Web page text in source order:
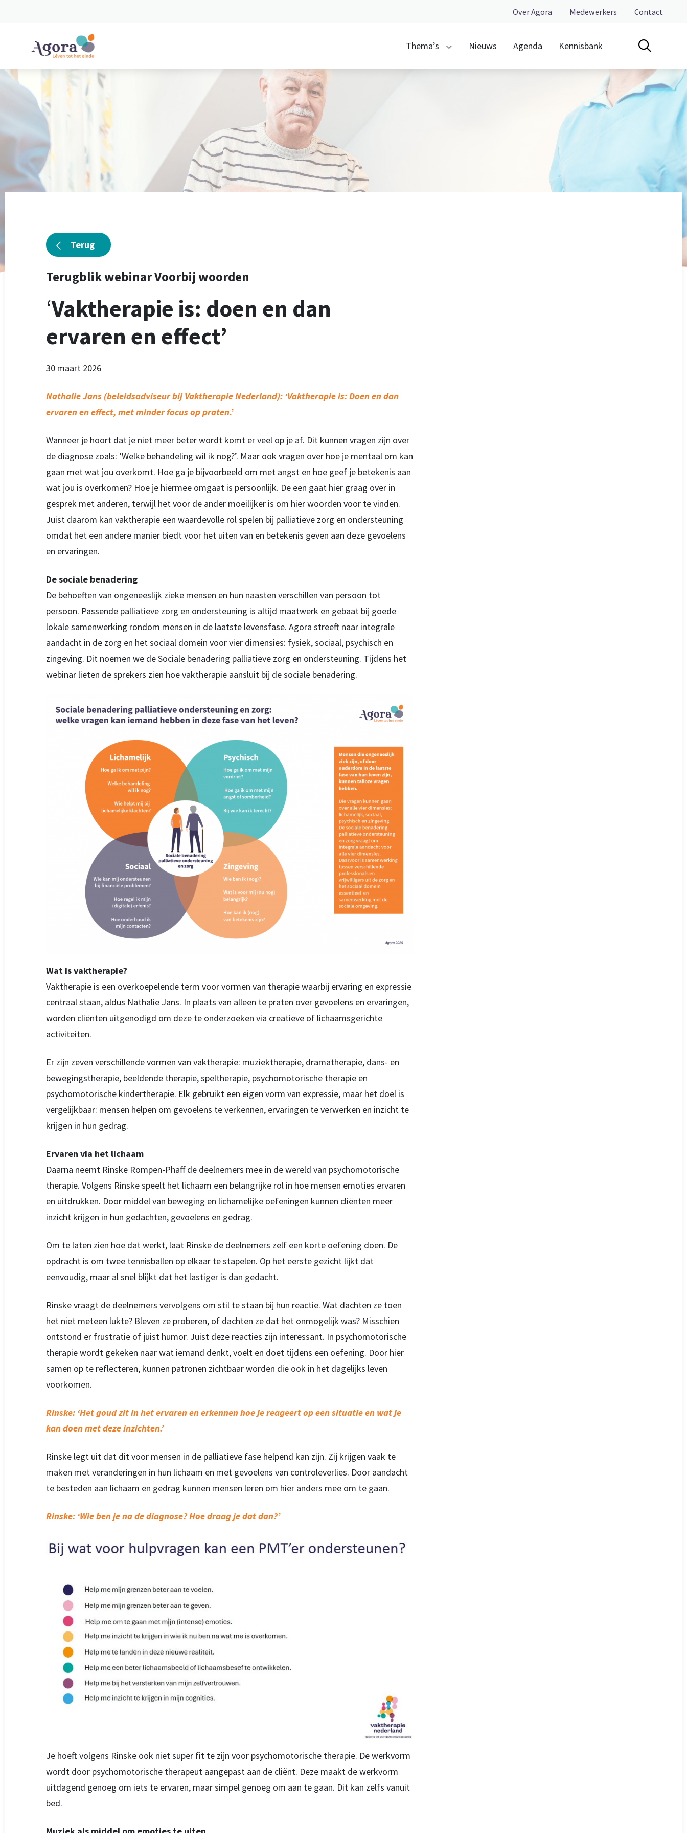
Over Agora Medewerkers Contact
Thema’s Nieuws Agenda Kennisbank
Terug
Terugblik webinar Voorbij woorden
‘Vaktherapie is: doen en dan
ervaren en effect’
30 maart 2026
Nathalie Jans (beleidsadviseur bij Vaktherapie Nederland): ‘Vaktherapie is: Doen en dan
ervaren en effect, met minder focus op praten.’
Wanneer je hoort dat je niet meer beter wordt komt er veel op je af. Dit kunnen vragen zijn over
de diagnose zoals: ‘Welke behandeling wil ik nog?’. Maar ook vragen over hoe je mentaal om kan
gaan met wat jou overkomt. Hoe ga je bijvoorbeeld om met angst en hoe geef je betekenis aan
wat jou is overkomen? Hoe je hiermee omgaat is persoonlijk. De een gaat hier graag over in
gesprek met anderen, terwijl het voor de ander moeilijker is om hier woorden voor te vinden.
Juist daarom kan vaktherapie een waardevolle rol spelen bij palliatieve zorg en ondersteuning
omdat het een andere manier biedt voor het uiten van en betekenis geven aan deze gevoelens
en ervaringen.
De sociale benadering
De behoeften van ongeneeslijk zieke mensen en hun naasten verschillen van persoon tot
persoon. Passende palliatieve zorg en ondersteuning is altijd maatwerk en gebaat bij goede
lokale samenwerking rondom mensen in de laatste levensfase. Agora streeft naar integrale
aandacht in de zorg en het sociaal domein voor vier dimensies: fysiek, sociaal, psychisch en
zingeving. Dit noemen we de Sociale benadering palliatieve zorg en ondersteuning. Tijdens het
webinar lieten de sprekers zien hoe vaktherapie aansluit bij de sociale benadering.
Wat is vaktherapie?
Vaktherapie is een overkoepelende term voor vormen van therapie waarbij ervaring en expressie
centraal staan, aldus Nathalie Jans. In plaats van alleen te praten over gevoelens en ervaringen,
worden cliënten uitgenodigd om deze te onderzoeken via creatieve of lichaamsgerichte
activiteiten.
Er zijn zeven verschillende vormen van vaktherapie: muziektherapie, dramatherapie, dans- en
bewegingstherapie, beeldende therapie, speltherapie, psychomotorische therapie en
psychomotorische kindertherapie. Elk gebruikt een eigen vorm van expressie, maar het doel is
vergelijkbaar: mensen helpen om gevoelens te verkennen, ervaringen te verwerken en inzicht te
krijgen in hun gedrag.
Ervaren via het lichaam
Daarna neemt Rinske Rompen-Phaff de deelnemers mee in de wereld van psychomotorische
therapie. Volgens Rinske speelt het lichaam een belangrijke rol in hoe mensen emoties ervaren
en uitdrukken. Door middel van beweging en lichamelijke oefeningen kunnen cliënten meer
inzicht krijgen in hun gedachten, gevoelens en gedrag.
Om te laten zien hoe dat werkt, laat Rinske de deelnemers zelf een korte oefening doen. De
opdracht is om twee tennisballen op elkaar te stapelen. Op het eerste gezicht lijkt dat
eenvoudig, maar al snel blijkt dat het lastiger is dan gedacht.
Rinske vraagt de deelnemers vervolgens om stil te staan bij hun reactie. Wat dachten ze toen
het niet meteen lukte? Bleven ze proberen, of dachten ze dat het onmogelijk was? Misschien
ontstond er frustratie of juist humor. Juist deze reacties zijn interessant. In psychomotorische
therapie wordt gekeken naar wat iemand denkt, voelt en doet tijdens een oefening. Door hier
samen op te reflecteren, kunnen patronen zichtbaar worden die ook in het dagelijks leven
voorkomen.
Rinske: ‘Het goud zit in het ervaren en erkennen hoe je reageert op een situatie en wat je
kan doen met deze inzichten.’
Rinske legt uit dat dit voor mensen in de palliatieve fase helpend kan zijn. Zij krijgen vaak te
maken met veranderingen in hun lichaam en met gevoelens van controleverlies. Door aandacht
te besteden aan lichaam en gedrag kunnen mensen leren om hier anders mee om te gaan.
Rinske: ‘Wie ben je na de diagnose? Hoe draag je dat dan?’
Je hoeft volgens Rinske ook niet super fit te zijn voor psychomotorische therapie. De werkvorm
wordt door psychomotorische therapeut aangepast aan de cliënt. Deze maakt de werkvorm
uitdagend genoeg om iets te ervaren, maar simpel genoeg om aan te gaan. Dit kan zelfs vanuit
bed.